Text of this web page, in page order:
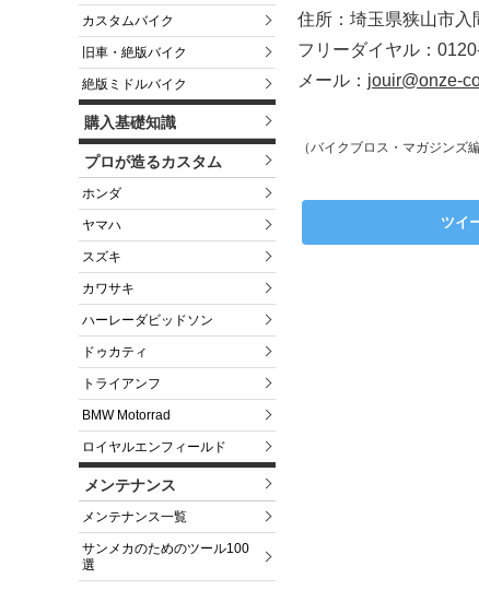
カスタムバイク
旧車・絶版バイク
絶版ミドルバイク
購入基礎知識
プロが造るカスタム
ホンダ
ヤマハ
スズキ
カワサキ
ハーレーダビッドソン
ドゥカティ
トライアンフ
BMW Motorrad
ロイヤルエンフィールド
メンテナンス
メンテナンス一覧
サンメカのためのツール100
選
住所：埼玉県狭山市
フリーダイヤル：
メール： jouir@onze-
（バイクブロス・マガジンズ
ツイ